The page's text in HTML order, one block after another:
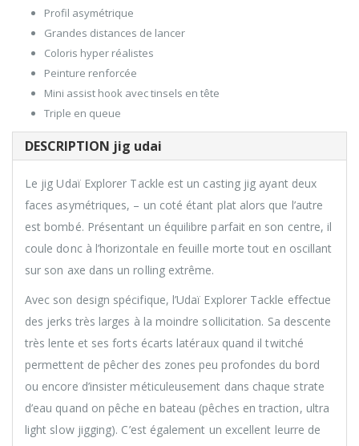
Profil asymétrique
Grandes distances de lancer
Coloris hyper réalistes
Peinture renforcée
Mini assist hook avec tinsels en tête
Triple en queue
DESCRIPTION jig udai
Le jig Udaï Explorer Tackle est un casting jig ayant deux
faces asymétriques, – un coté étant plat alors que l’autre
est bombé. Présentant un équilibre parfait en son centre, il
coule donc à l’horizontale en feuille morte tout en oscillant
sur son axe dans un rolling extrême.
Avec son design spécifique, l’Udaï Explorer Tackle effectue
des jerks très larges à la moindre sollicitation. Sa descente
très lente et ses forts écarts latéraux quand il twitché
permettent de pêcher des zones peu profondes du bord
ou encore d’insister méticuleusement dans chaque strate
d’eau quand on pêche en bateau (pêches en traction, ultra
light slow jigging). C’est également un excellent leurre de